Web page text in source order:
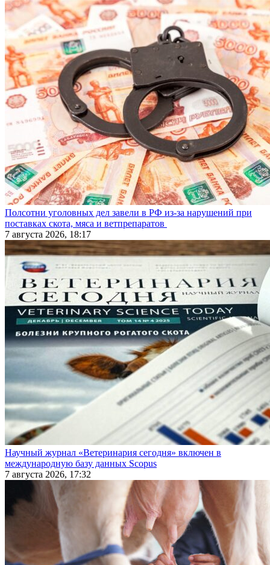
Полсотни уголовных дел завели в РФ из-за нарушений при
поставках скота, мяса и ветпрепаратов
7 августа 2026, 18:17
Научный журнал «Ветеринария сегодня» включен в
международную базу данных Scopus
7 августа 2026, 17:32